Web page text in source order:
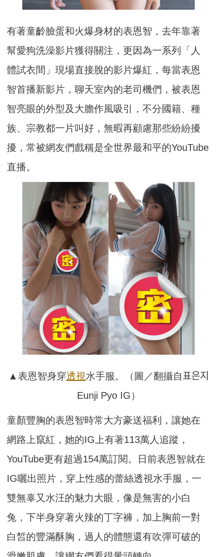
有著童齡臉蛋和火爆身材的表恩智，去年靠著
幫愛狗洗澡影片獲得關注，更因為一系列「人
體試衣間」現場直接脫的影片爆紅，每當表恩
智首播新影片，聊天室內的老司機們，被表恩
智亮眼的外型及大膽作風吸引，不分國籍、種
族、宗教都一片叫好，無暇再顧慮那些紛紛擾
擾，常被網友們戲稱是全世界最和平的YouTube
直播。
▲表恩智身穿透視水手服。（圖／翻攝自표은지
Eunji Pyo IG）
童顏豐胸的表恩智時常大方豪送福利，讓她在
網路上竄紅，她的IG上有著113萬人追蹤，
YouTube更有超過154萬訂閱。日前表恩智就在
IG曬出照片，穿上性感的蕾絲透視水手服，一
雙無辜又水汪的魅力大眼，像是無害的小白
兔，下半身穿著火辣的丁字褲，加上胸前一對
白皙的豐滿酥胸，過人的體態還有吹彈可破的